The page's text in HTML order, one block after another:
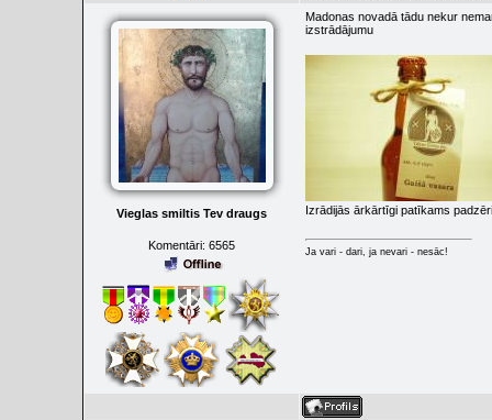
Vieglas smiltis Tev draugs
Komentāri: 6565
Madonas novadā tādu nekur
izstrādājumu
Izrādijās ārkārtīgi patīkams
Ja vari - dari, ja nevari - nesāc!